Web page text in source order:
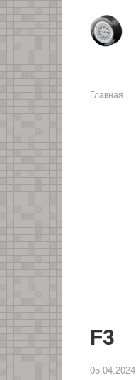
Перейти
к
контенту
Главная
F3
05.04.2024